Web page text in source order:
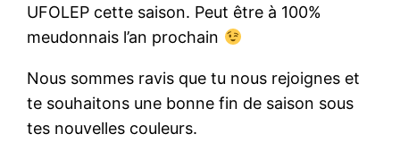
UFOLEP cette saison. Peut être à 100%
meudonnais l’an prochain
Nous sommes ravis que tu nous rejoignes et
te souhaitons une bonne fin de saison sous
tes nouvelles couleurs.